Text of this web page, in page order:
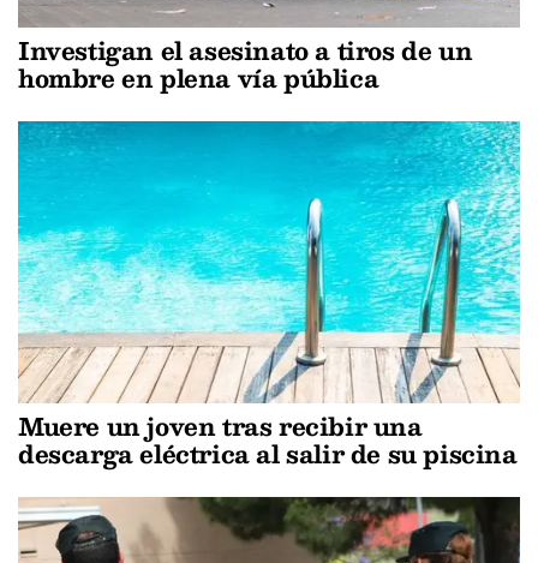
Investigan el asesinato a tiros de un
hombre en plena vía pública
Muere un joven tras recibir una
descarga eléctrica al salir de su piscina